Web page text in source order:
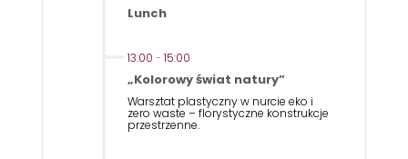
Lunch
13:00 - 15:00
„Kolorowy świat natury”
Warsztat plastyczny w nurcie eko i
zero waste – florystyczne konstrukcje
przestrzenne.